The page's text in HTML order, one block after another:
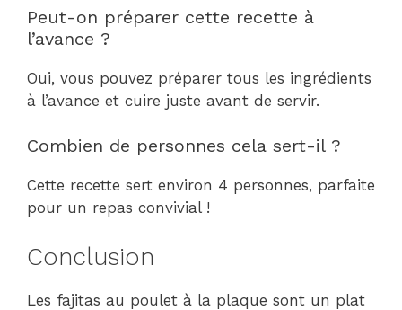
Peut-on préparer cette recette à
l’avance ?
Oui, vous pouvez préparer tous les ingrédients
à l’avance et cuire juste avant de servir.
Combien de personnes cela sert-il ?
Cette recette sert environ 4 personnes, parfaite
pour un repas convivial !
Conclusion
Les fajitas au poulet à la plaque sont un plat